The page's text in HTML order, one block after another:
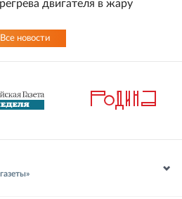
двигателя в жару
Все новости